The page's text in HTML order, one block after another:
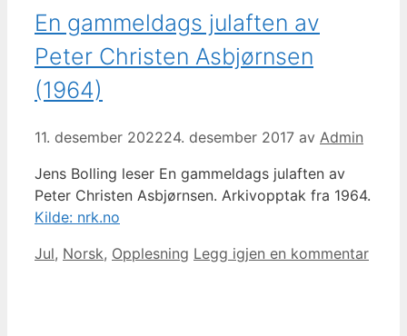
En gammeldags julaften av
Peter Christen Asbjørnsen
(1964)
11. desember 202224. desember 2017 av Admin
Jens Bolling leser En gammeldags julaften av
Peter Christen Asbjørnsen. Arkivopptak fra 1964.
Kilde: nrk.no
Kategorier
Jul, Norsk, Opplesning Legg igjen en kommentar